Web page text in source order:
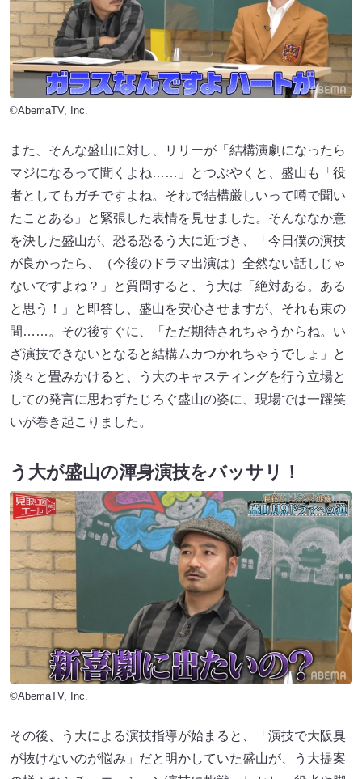
©AbemaTV, Inc.
また、そんな盛山に対し、リリーが「結構演劇になったら
マジになるって聞くよね……」とつぶやくと、盛山も「役
者としてもガチですよね。それで結構厳しいって噂で聞い
たことある」と緊張した表情を見せました。そんななか意
を決した盛山が、恐る恐るう大に近づき、「今日僕の演技
が良かったら、（今後のドラマ出演は）全然ない話しじゃ
ないですよね？」と質問すると、う大は「絶対ある。ある
と思う！」と即答し、盛山を安心させますが、それも束の
間……。その後すぐに、「ただ期待されちゃうからね。い
ざ演技できないとなると結構ムカつかれちゃうでしょ」と
淡々と畳みかけると、う大のキャスティングを行う立場と
しての発言に思わずたじろぐ盛山の姿に、現場では一躍笑
いが巻き起こりました。
う大が盛山の渾身演技をバッサリ！
©AbemaTV, Inc.
その後、う大による演技指導が始まると、「演技で大阪臭
が抜けないのが悩み」だと明かしていた盛山が、う大提案